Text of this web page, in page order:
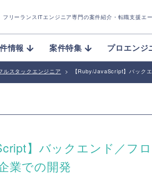
フリーランスITエンジニア専門の案件紹介 ・転職支援エ
情報 案件特集 プロエンジ
ルスタックエンジニア > 【Ruby/JavaScript】バック
】バックエンド／フ
業での開発